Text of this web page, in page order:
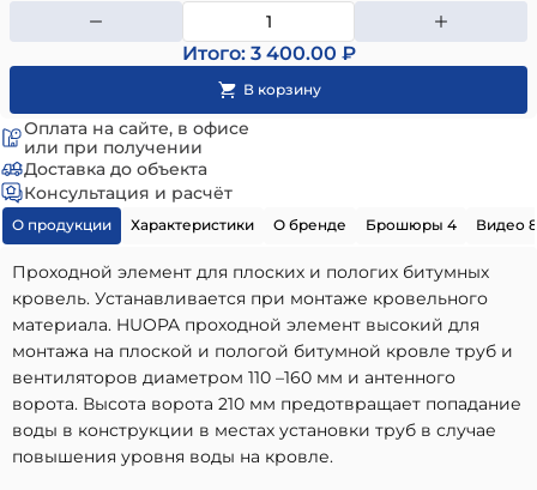
Итого: 3 400.00 ₽
Оплата на сайте, в офисе
или при получении
Доставка до объекта
Консультация и расчёт
О продукции Характеристики О бренде Брошюры 4 Видео 8
Проходной элемент для плоских и пологих битумных
кровель. Устанавливается при монтаже кровельного
материала. HUOPA проходной элемент высокий для
монтажа на плоской и пологой битумной кровле труб и
вентиляторов диаметром 110 –160 мм и антенного
ворота. Высота ворота 210 мм предотвращает попадание
воды в конструкции в местах установки труб в случае
повышения уровня воды на кровле.